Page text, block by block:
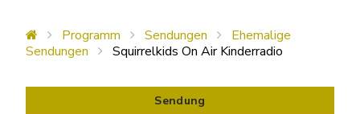
Programm Sendungen
Ehemalige
Sendungen
Squirrelkids On Air Kinderradio
Sendung